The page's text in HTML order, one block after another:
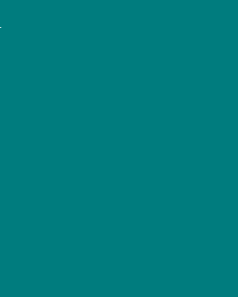
ター】
施中！今なら資料請求された方に
資料』をプレゼント！
集中！＜札幌・仙台・亀戸・新
福岡＞
】
集中！＜札幌・仙台・新宿・名古